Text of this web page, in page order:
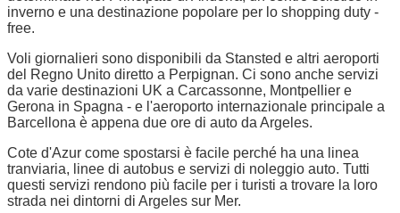
inverno e una destinazione popolare per lo shopping duty -
free.
Voli giornalieri sono disponibili da Stansted e altri aeroporti
del Regno Unito diretto a Perpignan. Ci sono anche servizi
da varie destinazioni UK a Carcassonne, Montpellier e
Gerona in Spagna - e l'aeroporto internazionale principale a
Barcellona è appena due ore di auto da Argeles.
Cote d'Azur come spostarsi è facile perché ha una linea
tranviaria, linee di autobus e servizi di noleggio auto. Tutti
questi servizi rendono più facile per i turisti a trovare la loro
strada nei dintorni di Argeles sur Mer.